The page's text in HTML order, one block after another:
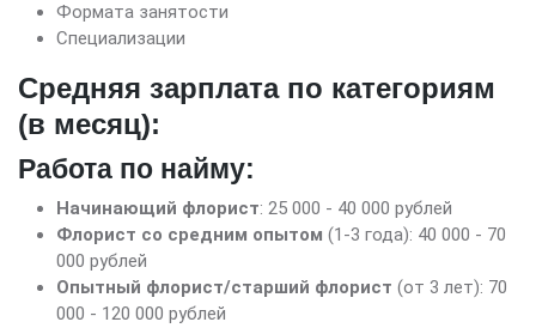
Формата занятости
Специализации
Средняя зарплата по категориям
(в месяц):
Работа по найму:
Начинающий флорист: 25 000 - 40 000 рублей
Флорист со средним опытом (1-3 года): 40 000 - 70
000 рублей
Опытный флорист/старший флорист (от 3 лет): 70
000 - 120 000 рублей